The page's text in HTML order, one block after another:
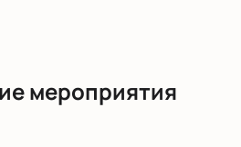
мероприятия